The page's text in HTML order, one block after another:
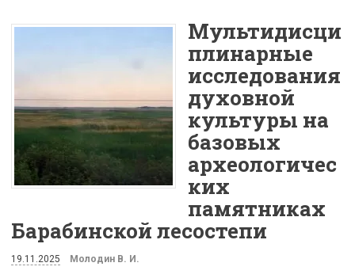
Мультидисци
плинарные
исследования
духовной
культуры на
базовых
археологичес
ких
памятниках
Барабинской лесостепи
19.11.2025 Молодин В. И.